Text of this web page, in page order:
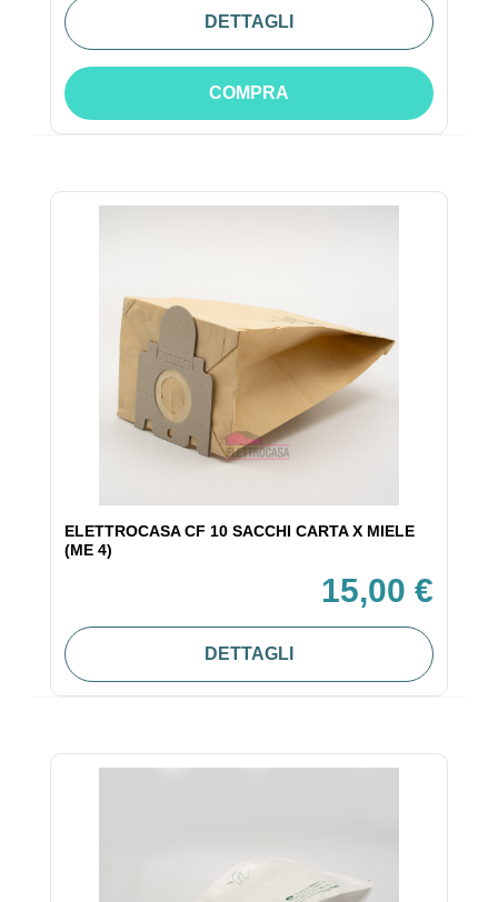
DETTAGLI
COMPRA
ELETTROCASA CF 10 SACCHI CARTA X MIELE
(ME 4)
15,00 €
DETTAGLI